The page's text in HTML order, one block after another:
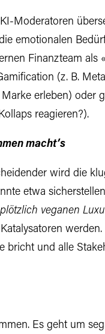
Moderatoren
emotionalen
Finanzteam als
(z. B.
erleben) oder
reagieren?).
macht’s
wird die
etwa
veganen
bricht und alle
Es geht um